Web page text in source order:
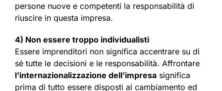
persone nuove e competenti la responsabilità di
riuscire in questa impresa.
4) Non essere troppo individualisti
Essere imprenditori non significa accentrare su di
sé tutte le decisioni e le responsabilità. Affrontare
l’internazionalizzazione dell’impresa significa
prima di tutto essere disposti al cambiamento ed